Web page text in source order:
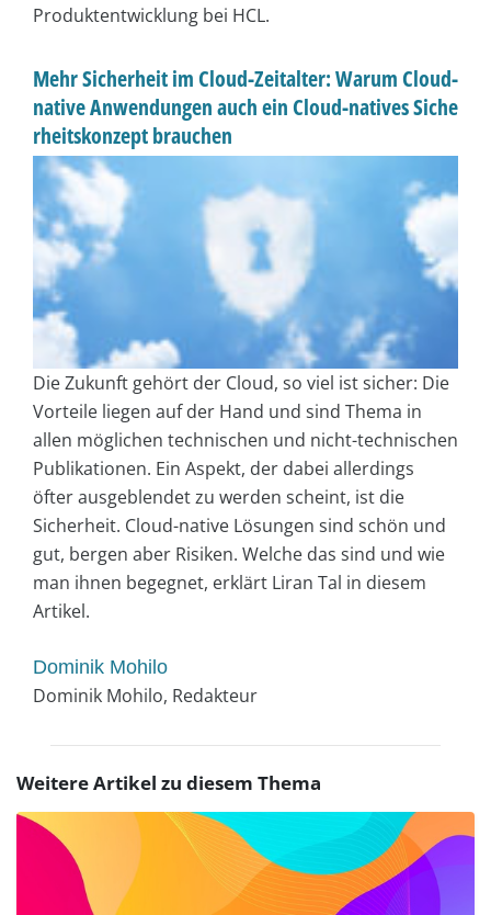
Produktentwicklung bei HCL.
Mehr Sicherheit im Cloud-Zeitalter: Warum Cloud-
native Anwendungen auch ein Cloud-natives Siche
rheitskonzept brauchen
Die Zukunft gehört der Cloud, so viel ist sicher: Die
Vorteile liegen auf der Hand und sind Thema in
allen möglichen technischen und nicht-technischen
Publikationen. Ein Aspekt, der dabei allerdings
öfter ausgeblendet zu werden scheint, ist die
Sicherheit. Cloud-native Lösungen sind schön und
gut, bergen aber Risiken. Welche das sind und wie
man ihnen begegnet, erklärt Liran Tal in diesem
Artikel.
Dominik Mohilo
Dominik Mohilo, Redakteur
Weitere Artikel zu diesem Thema